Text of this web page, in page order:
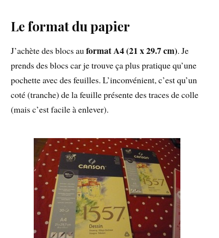
Le format du papier
J’achète des blocs auformat A4 (21 x 29.7 cm). Je
prends des blocs car je trouve ça plus pratique qu’une
pochette avec des feuilles. L’inconvénient, c’est qu’un
coté (tranche) de la feuille présente des traces de colle
(mais c’est facile à enlever).